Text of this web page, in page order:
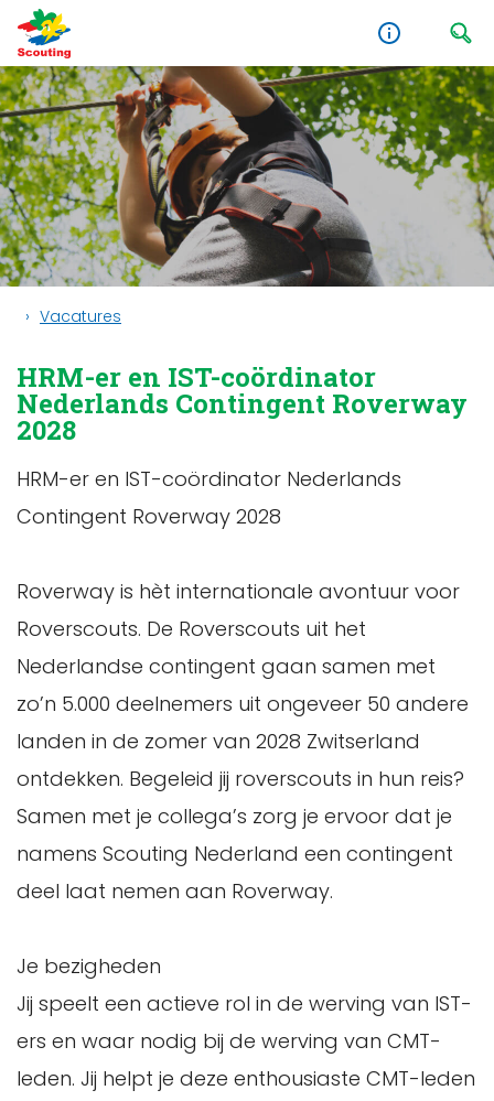
Vacatures
HRM-er en IST-coördinator
Nederlands Contingent Roverway
2028
HRM-er en IST-coördinator Nederlands
Contingent Roverway 2028
Roverway is hèt internationale avontuur voor
Roverscouts. De Roverscouts uit het
Nederlandse contingent gaan samen met
zo’n 5.000 deelnemers uit ongeveer 50 andere
landen in de zomer van 2028 Zwitserland
ontdekken. Begeleid jij roverscouts in hun reis?
Samen met je collega’s zorg je ervoor dat je
namens Scouting Nederland een contingent
deel laat nemen aan Roverway.
Je bezigheden
Jij speelt een actieve rol in de werving van IST-
ers en waar nodig bij de werving van CMT-
leden. Jij helpt je deze enthousiaste CMT-leden